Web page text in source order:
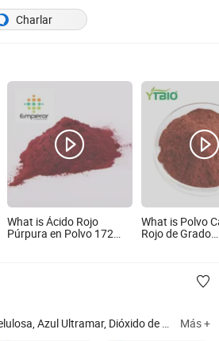
Charlar
What is Ácido Rojo
Púrpura en Polvo 172
What is Polvo
Rojo de Grado
mayor de
Pigmento, Tinte, Éter de Celulosa, Azul Ultramar, Dióxido de Titanio, Óxido de Hierro, Extracto de Planta, Ingrediente, Ingrediente de Ciencia de la Vida, Aditivo Alimentario Más +